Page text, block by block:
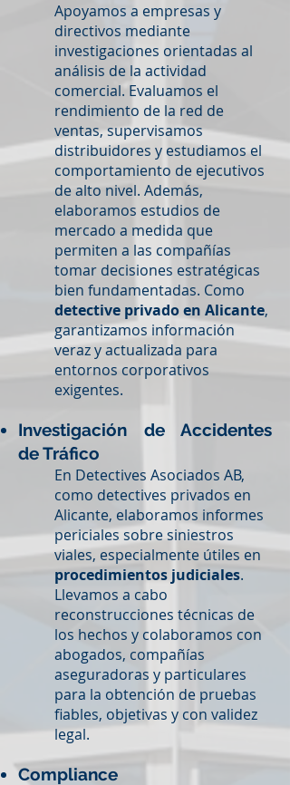
Apoyamos a empresas y
directivos mediante
investigaciones orientadas al
análisis de la actividad
comercial. Evaluamos el
rendimiento de la red de
ventas, supervisamos
distribuidores y estudiamos el
comportamiento de ejecutivos
de alto nivel. Además,
elaboramos estudios de
mercado a medida que
permiten a las compañías
tomar decisiones estratégicas
bien fundamentadas. Como
detective privado en Alicante,
garantizamos información
veraz y actualizada para
entornos corporativos
exigentes.
Investigación de Accidentes
de Tráfico
En Detectives Asociados AB,
como detectives privados en
Alicante, elaboramos informes
periciales sobre siniestros
viales, especialmente útiles en
procedimientos judiciales.
Llevamos a cabo
reconstrucciones técnicas de
los hechos y colaboramos con
abogados, compañías
aseguradoras y particulares
para la obtención de pruebas
fiables, objetivas y con validez
legal.
Compliance